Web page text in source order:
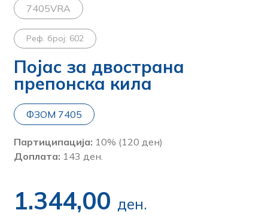
7405VRA
Реф. број: 602
Појас за двострана
препонска кила
ФЗОМ 7405
Партиципација: 10% (120 ден)
Доплата: 143 ден.
1.344,00 ден.